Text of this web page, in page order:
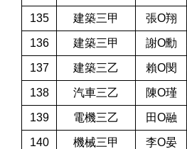
135 建築三甲 張O翔
136 建築三甲 謝O勳
137 建築三乙 賴O閔
138 汽車三乙 陳O瑾
139 電機三乙 田O融
140 機械三甲 李O晏